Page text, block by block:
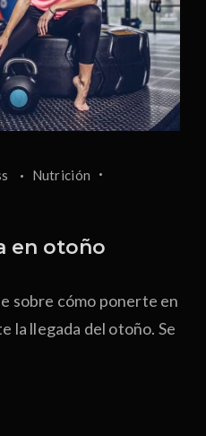
Nutrición
en otoño
sobre cómo ponerte en
la llegada del otoño. Se